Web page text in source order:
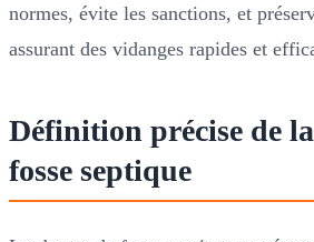
normes, évite les sanctions, et
assurant des vidanges rapides et
Définition précise de
fosse septique